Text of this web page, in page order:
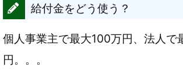
給付金をどう使う？
個人事業主で最大100万円、法人で
円。。。